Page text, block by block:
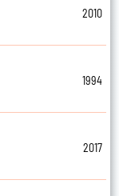
2010
1994
2017